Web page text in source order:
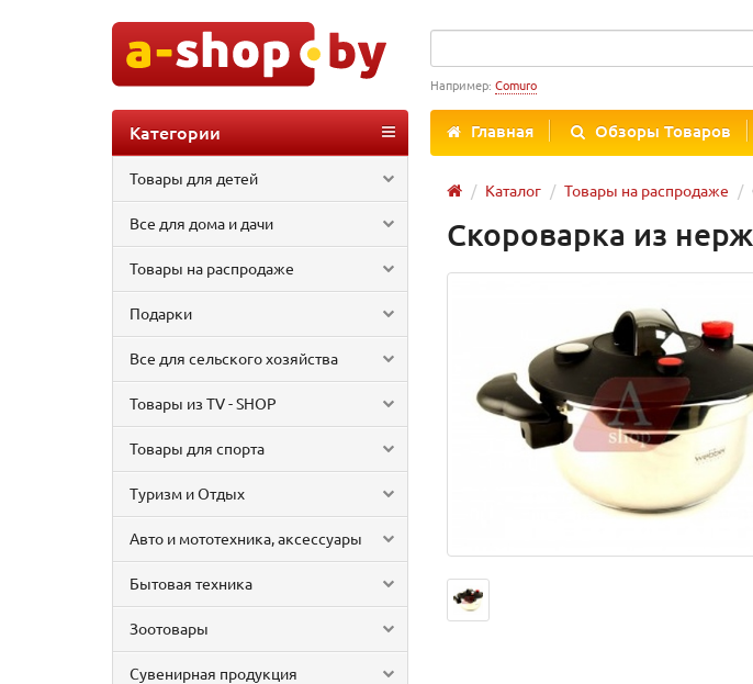
Например: Comuro
Главная Обзоры Товаров
Категории
Товары для детей
Все для дома и дачи
Товары на распродаже
Подарки
Все для сельского хозяйства
Товары из TV - SHOP
Товары для спорта
Туризм и Отдых
Авто и мототехника, аксессуары
Бытовая техника
Зоотовары
Сувенирная продукция
Каталог Товары на распродаже
Скороварка из